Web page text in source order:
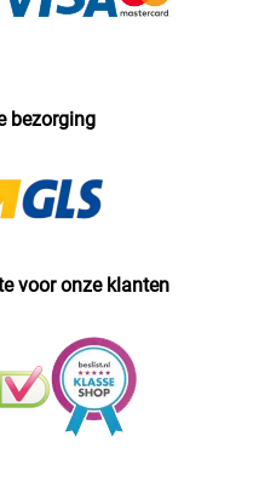
bezorging
voor onze klanten